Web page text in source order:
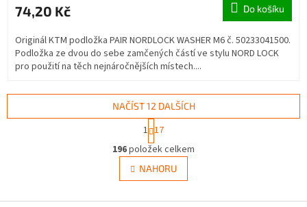
74,20 Kč Do košíku
Originál KTM podložka PAIR NORDLOCK WASHER M6 č. 50233041500.
Podložka ze dvou do sebe zamčených částí ve stylu NORD LOCK
pro použití na těch nejnáročnějších místech....
O
v
l
á
NAČÍST 12 DALŠÍCH
S
t
r
á
n
k
1 17
196položek celkem
NAHORU